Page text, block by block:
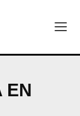
EN